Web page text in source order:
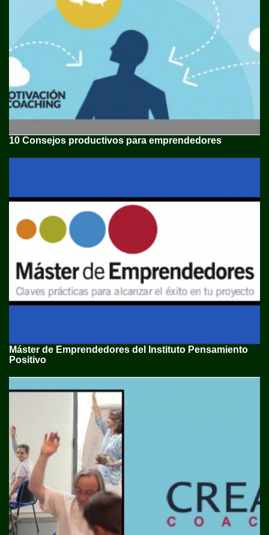
10 Consejos productivos para emprendedores
Máster de Emprendedores del Instituto Pensamiento
Positivo